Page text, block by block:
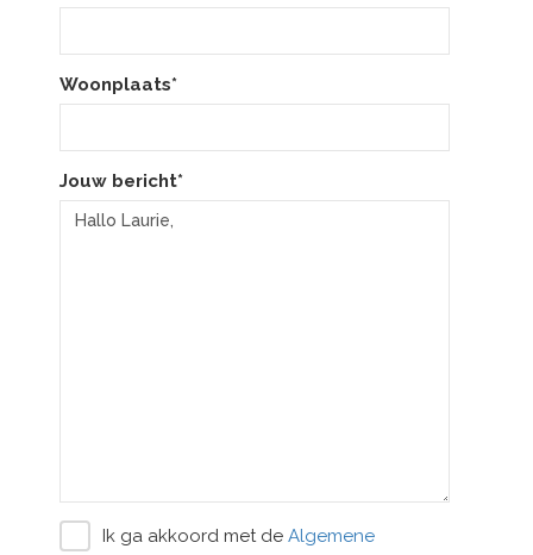
Woonplaats*
Jouw bericht*
Ik ga akkoord met de Algemene